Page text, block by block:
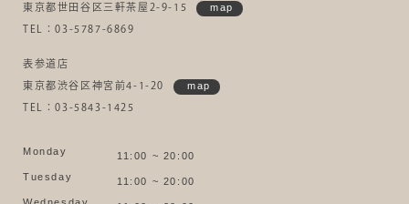
東京都世田谷区三軒茶屋2-9-15 map
TEL：03-5787-6869
表参道店
東京都渋谷区神宮前4-1-20 map
TEL：03-5843-1425
Monday
11:00 ~ 20:00
Tuesday
11:00 ~ 20:00